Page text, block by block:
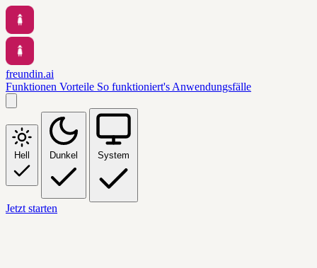
freundin.ai
Funktionen Vorteile So funktioniert's Anwendungsfälle
Hell Dunkel System
Jetzt starten